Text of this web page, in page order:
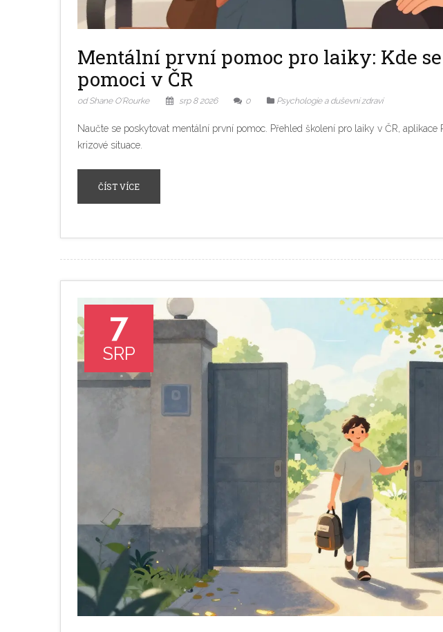
Mentální první pomoc pro laiky: Kde
pomoci v ČR
od Shane O'Rourke srp 8 2026 0 Psychologie a duševní zdraví
Naučte se poskytovat mentální první pomoc. Přehled školení pro laiky v ČR,
krizové situace.
ČÍST VÍCE
7
SRP